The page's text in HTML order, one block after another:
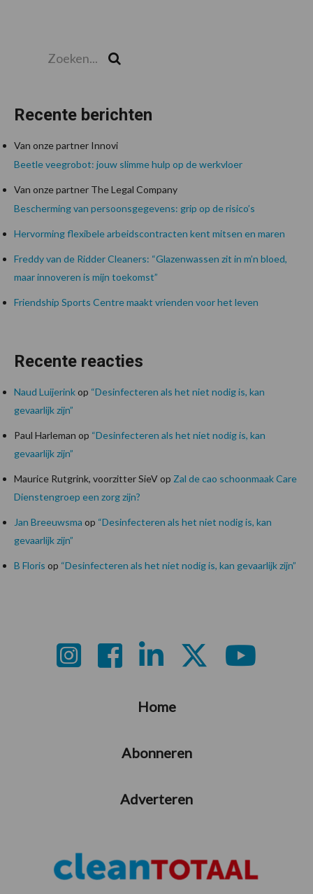
Recente berichten
Van onze partner Innovi
Beetle veegrobot: jouw slimme hulp op de werkvloer
Van onze partner The Legal Company
Bescherming van persoonsgegevens: grip op de risico’s
Hervorming flexibele arbeidscontracten kent mitsen en maren
Freddy van de Ridder Cleaners: “Glazenwassen zit in m’n bloed,
maar innoveren is mijn toekomst”
Friendship Sports Centre maakt vrienden voor het leven
Recente reacties
Naud Luijerinkop “Desinfecteren als het niet nodig is, kan
gevaarlijk zijn”
Paul Harleman op “Desinfecteren als het niet nodig is, kan
gevaarlijk zijn”
Maurice Rutgrink, voorzitter SieVop Zal de cao schoonmaak Care
Dienstengroep een zorg zijn?
Jan Breeuwsma op “Desinfecteren als het niet nodig is, kan
gevaarlijk zijn”
B Floris op “Desinfecteren als het niet nodig is, kan gevaarlijk zijn”
Home
Abonneren
Adverteren